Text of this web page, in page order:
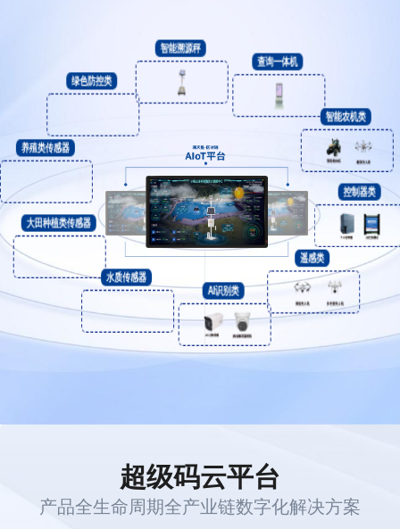
智能农机类
控制器类
遥感类
AI识别类
水质传感器
大田种植类传感器
养殖类传感器
绿色防控类
智能溯源秤
查询一体机
超级码云平台
产品全生命周期全产业链数字化解决方案